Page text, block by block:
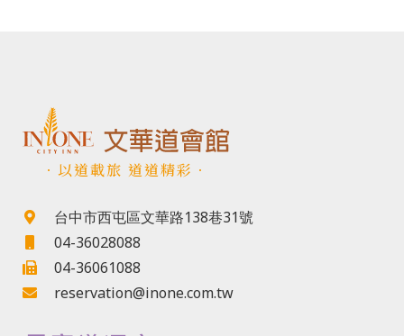
．以道載旅 道道精彩．
台中市西屯區文華路138巷31號
04-36028088
04-36061088
reservation@inone.com.tw